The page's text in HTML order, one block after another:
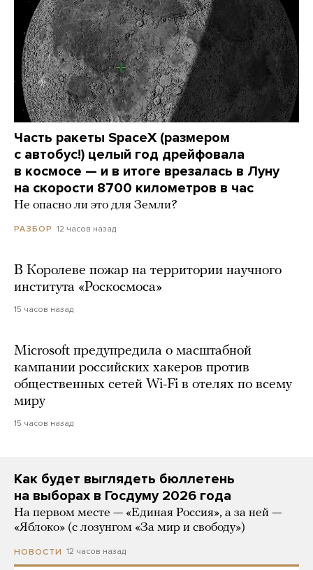
Часть ракеты SpaceX (размером
с автобус!) целый год дрейфовала
в космосе — и в итоге врезалась в Луну
на скорости 8700 километров в час
Не опасно ли это для Земли?
РАЗБОР 12 часов назад
В Королеве пожар на территории научного
института «Роскосмоса»
15 часов назад
Microsoft предупредила о масштабной
кампании российских хакеров против
общественных сетей Wi-Fi в отелях по всему
миру
15 часов назад
Как будет выглядеть бюллетень
на выборах в Госдуму 2026 года
На первом месте — «Единая Россия», а за ней —
«Яблоко» (с лозунгом «За мир и свободу»)
НОВОСТИ 12 часов назад